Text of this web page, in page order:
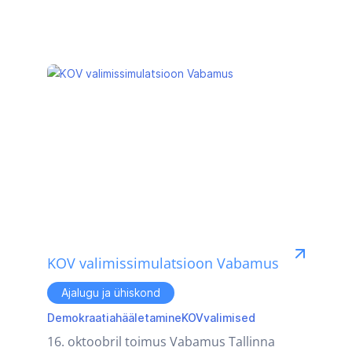
KOV valimissimulatsioon Vabamus
Ajalugu ja ühiskond
DemokraatiahääletamineKOVvalimised
16. oktoobril toimus Vabamus Tallinna